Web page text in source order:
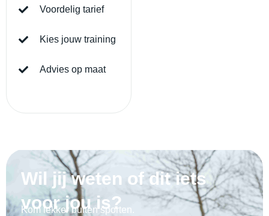
Voordelig tarief
Kies jouw training
Advies op maat
Wil jij weten of dit iets
voor jou is?
Kom lekker buiten sporten.